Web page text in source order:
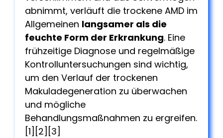
abnimmt, verläuft die trockene AMD im
Allgemeinen langsamer als die
feuchte Form der Erkrankung. Eine
frühzeitige Diagnose und regelmäßige
Kontrolluntersuchungen sind wichtig,
um den Verlauf der trockenen
Makuladegeneration zu überwachen
und mögliche
Behandlungsmaßnahmen zu ergreifen.
[1][2][3]